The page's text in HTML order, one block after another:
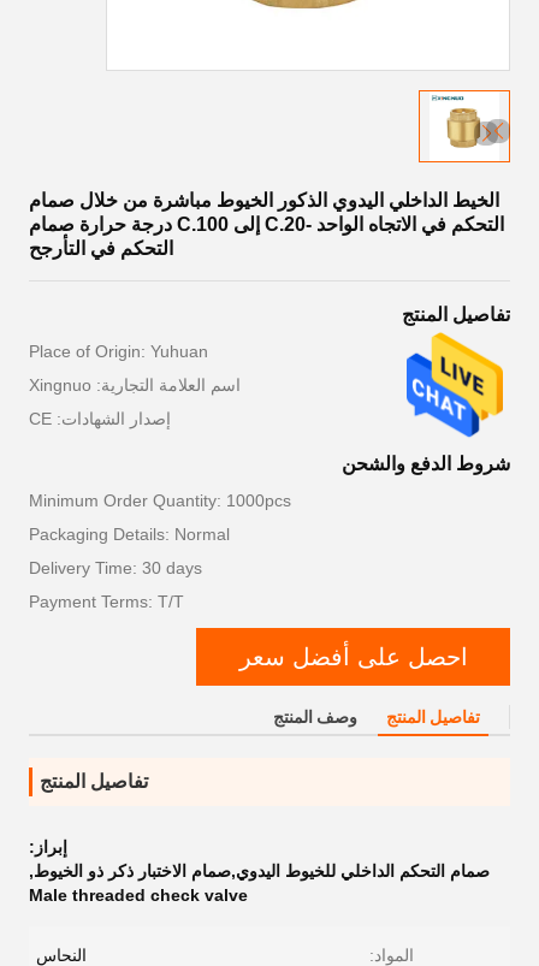
الخيط الداخلي اليدوي الذكور الخيوط مباشرة من خلال صمام
التحكم في الاتجاه الواحد -20.C إلى 100.C درجة حرارة صمام
التحكم في التأرجح
تفاصيل المنتج
Place of Origin: Yuhuan
اسم العلامة التجارية: Xingnuo
إصدار الشهادات: CE
شروط الدفع والشحن
Minimum Order Quantity: 1000pcs
Packaging Details: Normal
Delivery Time: 30 days
Payment Terms: T/T
احصل على أفضل سعر
تفاصيل المنتج وصف المنتج
تفاصيل المنتج
إبراز:
صمام التحكم الداخلي للخيوط اليدوي,صمام الاختبار ذكر ذو الخيوط,
Male threaded check valve
المواد: النحاس